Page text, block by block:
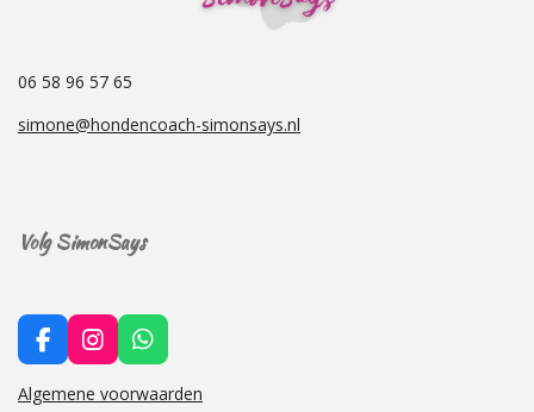
06 58 96 57 65
simone@hondencoach-simonsays.nl
Volg SimonSays
F
a
c
I
n
s
W
h
a
Algemene voorwaarden